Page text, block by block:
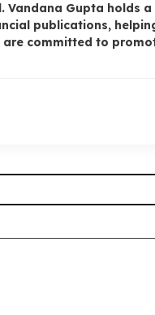
Vandana Gupta holds
publications,
are committed to